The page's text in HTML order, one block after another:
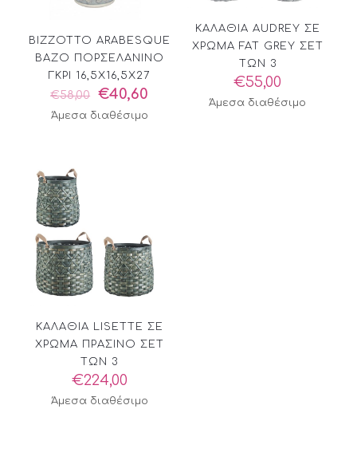
BIZZOTTO ARABESQUE
ΒΑΖΟ ΠΟΡΣΕΛΑΝΙΝΟ
ΓΚΡΙ 16,5X16,5X27
€58,00
Original
price
was:
€40,60
τρέχουσα
Άμεσα διαθέσιμο
ΚΑΛΑΘΙΑ AUDREY ΣΕ
ΧΡΩΜΑ FAT GREY ΣΕΤ
ΤΩΝ 3
€55,00
Άμεσα διαθέσιμο
ΚΑΛΑΘΙΑ LISETTE ΣΕ
ΧΡΩΜΑ ΠΡΑΣΙΝΟ ΣΕΤ
ΤΩΝ 3
€224,00
Άμεσα διαθέσιμο